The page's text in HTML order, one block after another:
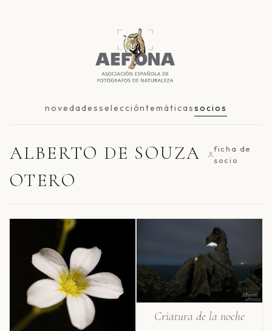
novedadesseleccióntemáticassocios
ALBERTO DE SOUZA
OTERO
ficha de
socio
Criatura de la noche